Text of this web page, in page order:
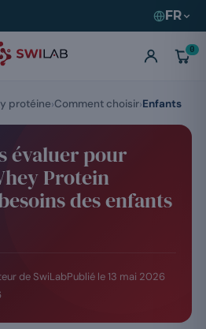
FR
0
évaluer pour
Protein
des enfants
de SwiLabPublié le 13 mai 2026
protéine Comment choisir Enfants